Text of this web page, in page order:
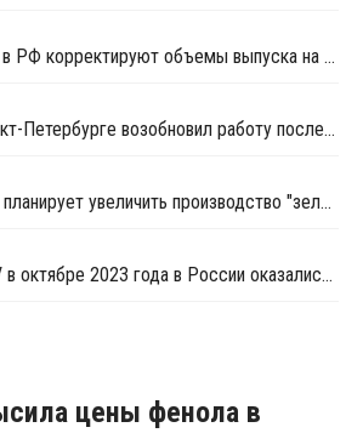
Автопроизводители в РФ корректируют объемы выпуска на фоне снижения спроса
Завод Hyundai в Санкт-Петербурге возобновил работу после двух лет простоя
НПП "Полипластик" планирует увеличить производство "зеленых" компаундов
Продажи новых LCV в октябре 2023 года в России оказались максимальными за последние 20 месяцев
цены фенола в